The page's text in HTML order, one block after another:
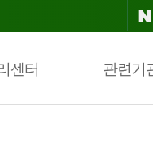
센터 관련기